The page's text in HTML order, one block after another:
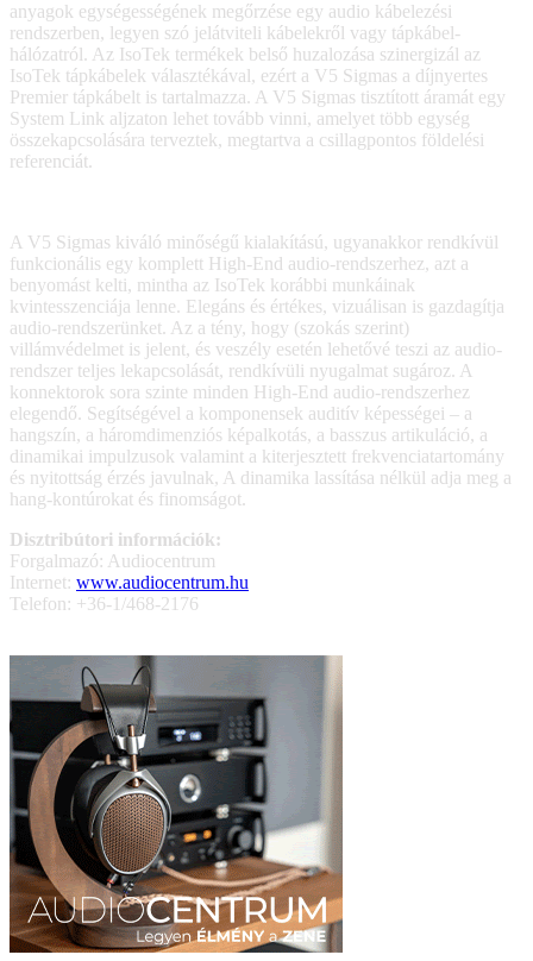
anyagok egységességének megőrzése egy audio kábelezési
rendszerben, legyen szó jelátviteli kábelekről vagy tápkábel-
hálózatról. Az IsoTek termékek belső huzalozása szinergizál az
IsoTek tápkábelek választékával, ezért a V5 Sigmas a díjnyertes
Premier tápkábelt is tartalmazza. A V5 Sigmas tisztított áramát egy
System Link aljzaton lehet tovább vinni, amelyet több egység
összekapcsolására terveztek, megtartva a csillagpontos földelési
referenciát.
A V5 Sigmas kiváló minőségű kialakítású, ugyanakkor rendkívül
funkcionális egy komplett High-End audio-rendszerhez, azt a
benyomást kelti, mintha az IsoTek korábbi munkáinak
kvintesszenciája lenne. Elegáns és értékes, vizuálisan is gazdagítja
audio-rendszerünket. Az a tény, hogy (szokás szerint)
villámvédelmet is jelent, és veszély esetén lehetővé teszi az audio-
rendszer teljes lekapcsolását, rendkívüli nyugalmat sugároz. A
konnektorok sora szinte minden High-End audio-rendszerhez
elegendő. Segítségével a komponensek auditív képességei – a
hangszín, a háromdimenziós képalkotás, a basszus artikuláció, a
dinamikai impulzusok valamint a kiterjesztett frekvenciatartomány
és nyitottság érzés javulnak, A dinamika lassítása nélkül adja meg a
hang-kontúrokat és finomságot.
Disztribútori információk:
Forgalmazó: Audiocentrum
Internet: www.audiocentrum.hu
Telefon: +36-1/468-2176